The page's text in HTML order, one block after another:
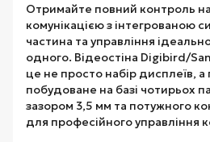
Отримайте повний контроль
комунікацією з інтегрованою
частина та управління
одного. Відеостіна Digibird/
це не просто набір дисплеїв,
побудоване на базі чотирьох
зазором 3,5 мм та потужного
для професійного управління